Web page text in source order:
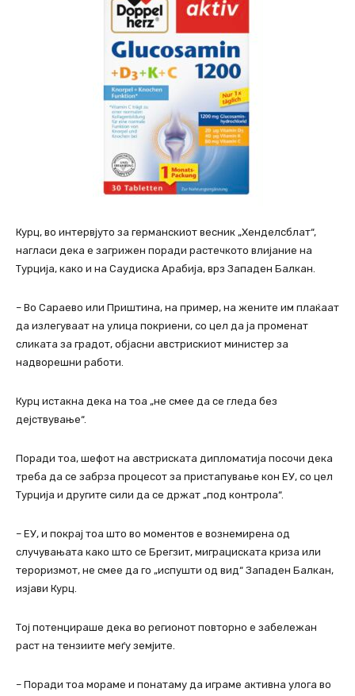
Курц, во интервјуто за германскиот весник „Хенделсблат“,
нагласи дека е загрижен поради растечкото влијание на
Турција, како и на Саудиска Арабија, врз Западен Балкан.
– Во Сараево или Приштина, на пример, на жените им плаќаат
да излегуваат на улица покриени, со цел да ја променат
сликата за градот, објасни австрискиот министер за
надворешни работи.
Курц истакна дека на тоа „не смее да се гледа без
дејствување“.
Поради тоа, шефот на австриската дипломатија посочи дека
треба да се забрза процесот за пристапување кон ЕУ, со цел
Турција и другите сили да се држат „под контрола“.
– ЕУ, и покрај тоа што во моментов е вознемирена од
случувањата како што се Брегзит, миграциската криза или
тероризмот, не смее да го „испушти од вид“ Западен Балкан,
изјави Курц.
Тој потенцираше дека во регионот повторно е забележан
раст на тензиите меѓу земјите.
– Поради тоа мораме и понатаму да играме активна улога во